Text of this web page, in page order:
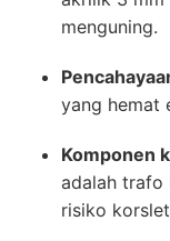
menguning.
yang hemat
Komponen
adalah trafo
risiko